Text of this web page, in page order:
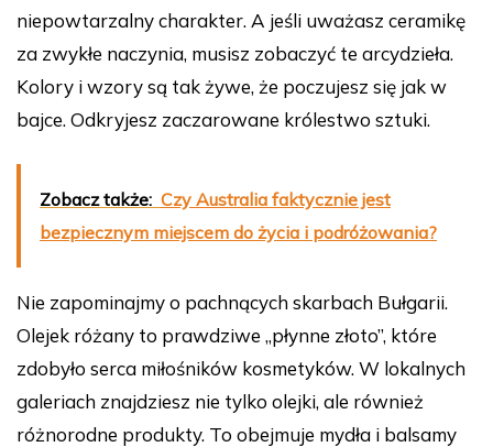
niepowtarzalny charakter. A jeśli uważasz ceramikę
za zwykłe naczynia, musisz zobaczyć te arcydzieła.
Kolory i wzory są tak żywe, że poczujesz się jak w
bajce. Odkryjesz zaczarowane królestwo sztuki.
Zobacz także: Czy Australia faktycznie jest
bezpiecznym miejscem do życia i podróżowania?
Nie zapominajmy o pachnących skarbach Bułgarii.
Olejek różany to prawdziwe „płynne złoto”, które
zdobyło serca miłośników kosmetyków. W lokalnych
galeriach znajdziesz nie tylko olejki, ale również
różnorodne produkty. To obejmuje mydła i balsamy